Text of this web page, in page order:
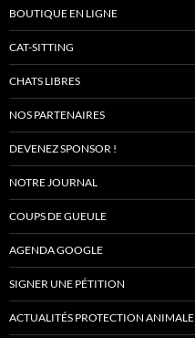
BOUTIQUE EN LIGNE
CAT-SITTING
CHATS LIBRES
NOS PARTENAIRES
DEVENEZ SPONSOR !
NOTRE JOURNAL
COUPS DE GUEULE
AGENDA GOOGLE
SIGNER UNE PÉTITION
ACTUALITÉS PROTECTION ANIMALE